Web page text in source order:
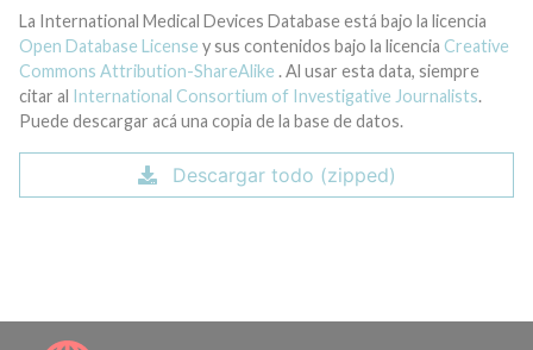
La International Medical Devices Database está bajo la licencia
Open Database License y sus contenidos bajo la licencia Creative
Commons Attribution-ShareAlike . Al usar esta data, siempre
citar al International Consortium of Investigative Journalists.
Puede descargar acá una copia de la base de datos.
Descargar todo (zipped)